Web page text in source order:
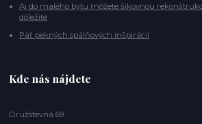
Aj do malého bytu môžete šikovnou
dôležité
Päť pekných spálňových inšpirácií
Kde nás nájdete
Družstevná 69